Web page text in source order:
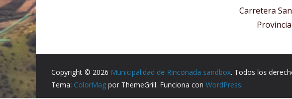
Carretera
Copyright © 2026 Municipalidad de Rinconada sandbox. Todos los
Tema: ColorMag por ThemeGrill. Funciona con WordPress.